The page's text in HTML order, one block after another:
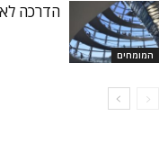
המומחים
הדרכה